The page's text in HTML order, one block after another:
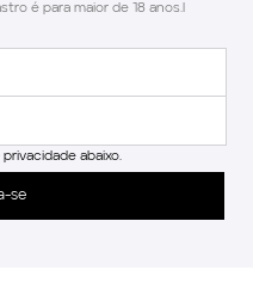
é para maior de 18 anos.l
abaixo.
se